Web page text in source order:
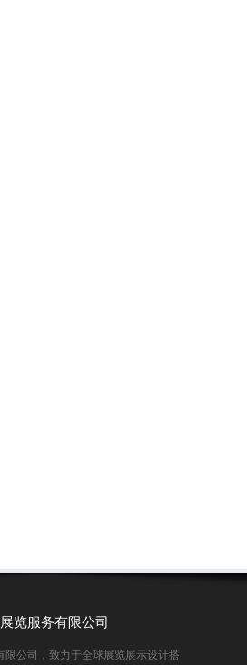
览服务有限公司
限公司，致力于全球展览展示设计搭